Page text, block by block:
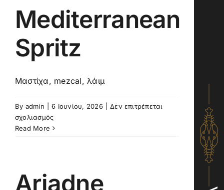
Mediterranean
Spritz
Μαστίχα, mezcal, λάιμ
By admin 6 Ιουνίου, 2026
Δεν επιτρέπεται
σχολιασμόςστο
Mediterranean
Read More
Ariadne